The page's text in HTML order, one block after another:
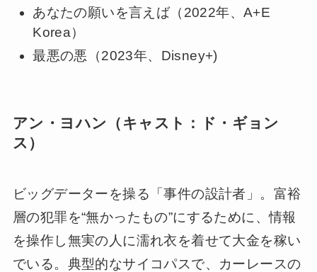
あなたの願いを言えば（2022年、A+E
Korea）
最悪の悪（2023年、Disney+)
アン・ヨハン（キャスト：ド・ギョン
ス）
ビッグデーターを操る「事件の設計者」。富裕
層の犯罪を“無かったもの”にするために、情報
を操作し無実の人に濡れ衣を着せて大金を稼い
でいる。典型的なサイコパスで、カーレースの